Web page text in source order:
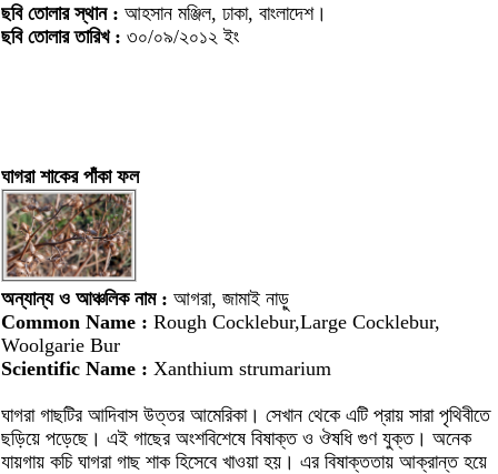
ছবি তোলার স্থান : আহসান মঞ্জিল, ঢাকা, বাংলাদেশ।
ছবি তোলার তারিখ : ৩০/০৯/২০১২ ইং
ঘাগরা শাকের পাঁকা ফল
অন্যান্য ও আঞ্চলিক নাম : আগরা, জামাই নাড়ু
Common Name : Rough Cocklebur,Large Cocklebur,
Woolgarie Bur
Scientific Name : Xanthium strumarium
ঘাগরা গাছটির আদিবাস উত্তর আমেরিকা। সেখান থেকে এটি প্রায় সারা পৃথিবীতে
ছড়িয়ে পড়েছে। এই গাছের অংশবিশেষে বিষাক্ত ও ঔষধি গুণ যুক্ত। অনেক
যায়গায় কচি ঘাগরা গাছ শাক হিসেবে খাওয়া হয়। এর বিষাক্ততায় আক্রান্ত হয়ে